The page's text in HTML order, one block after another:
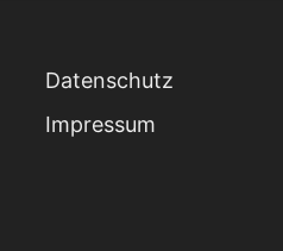
Datenschutz
Impressum